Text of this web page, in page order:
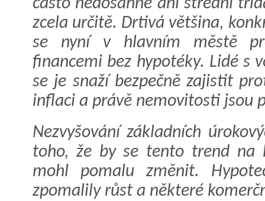
často nedosáhne ani střední
zcela určitě. Drtivá většina,
se nyní v hlavním městě
financemi bez hypotéky. Lidé s
se je snaží bezpečně zajistit
inflaci a právě nemovitosti jsou
Nezvyšování základních
toho, že by se tento trend na
mohl pomalu změnit.
zpomalily růst a některé